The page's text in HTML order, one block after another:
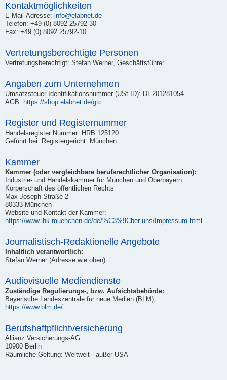
Kontaktmöglichkeiten
E-Mail-Adresse: info@elabnet.de
Telefon: +49 (0) 8092 25792-30
Fax: +49 (0) 8092 25792-10
Vertretungsberechtigte Personen
Vertretungsberechtigt: Stefan Werner, Geschäftsführer
Angaben zum Unternehmen
Umsatzsteuer Identifikationsnummer (USt-ID): DE201281054
AGB: https://shop.elabnet.de/gtc
Register und Registernummer
Handelsregister Nummer: HRB 125120
Geführt bei: Registergericht: München
Kammer
Kammer (oder vergleichbare berufsrechtlicher Organisation):
Industrie- und Handelskammer für München und Oberbayern
Körperschaft des öffentlichen Rechts
Max-Joseph-Straße 2
80333 München
Website und Kontakt der Kammer:
https://www.ihk-muenchen.de/de/%C3%9Cber-uns/Impressum.html .
Journalistisch-Redaktionelle Angebote
Inhaltlich verantwortlich:
Stefan Werner (Adresse wie oben)
Audiovisuelle Mediendienste
Zuständige Regulierungs-, bzw. Aufsichtsbehörde:
Bayerische Landeszentrale für neue Medien (BLM),
https://www.blm.de/
Berufshaftpflichtversicherung
Allianz Versicherungs-AG
10900 Berlin
Räumliche Geltung: Weltweit - außer USA